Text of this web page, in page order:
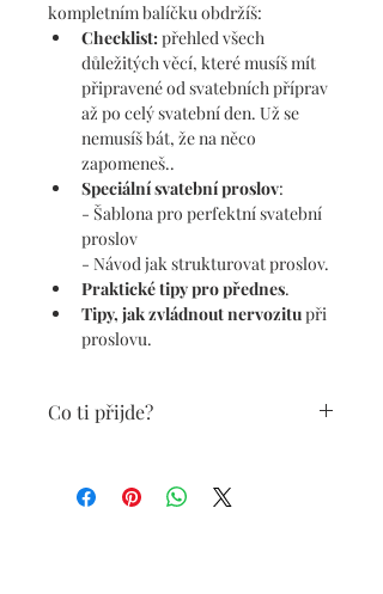
kompletním balíčku obdržíš:
Checklist: přehled všech
důležitých věcí, které musíš mít
připravené od svatebních příprav
až po celý svatební den. Už se
nemusíš bát, že na něco
zapomeneš..
Speciální svatební proslov:
- Šablona pro perfektní svatební
proslov
- Návod jak strukturovat proslov.
Praktické tipy pro přednes.
Tipy, jak zvládnout nervozitu při
proslovu.
Co ti přijde?
obsahuje návod, jak pracovat se
šablonami + PDF soubor obsahující